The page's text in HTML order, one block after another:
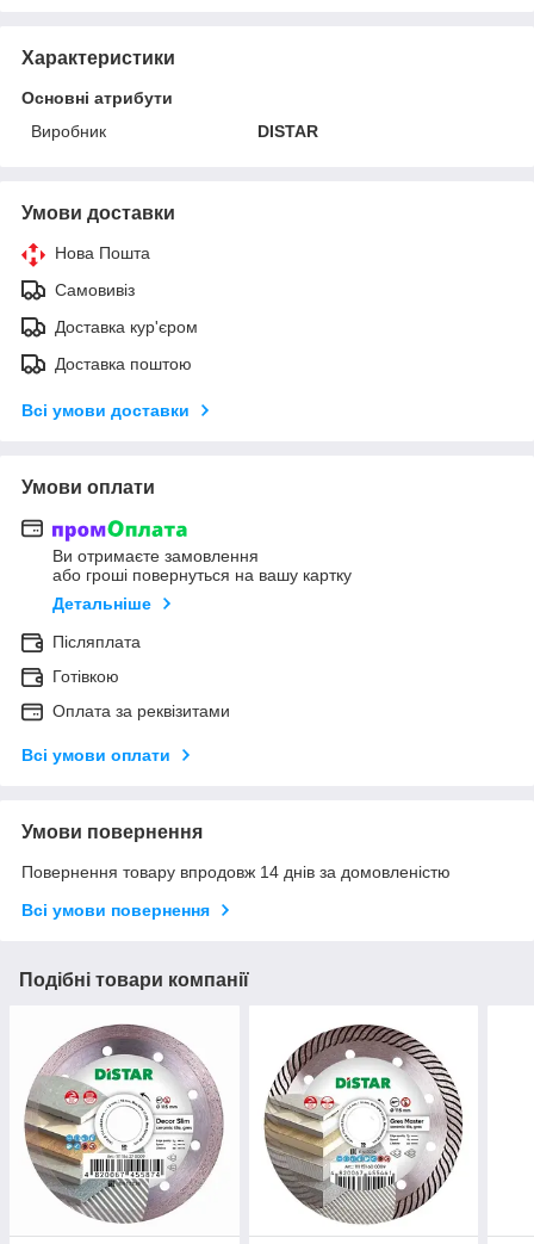
Характеристики
Основні атрибути
Виробник
DISTAR
Умови доставки
Нова Пошта
Самовивіз
Доставка кур'єром
Доставка поштою
Всі умови доставки
Умови оплати
Ви отримаєте замовлення
або гроші повернуться на вашу картку
Детальніше
Післяплата
Готівкою
Оплата за реквізитами
Всі умови оплати
Умови повернення
Повернення товару впродовж 14 днів за домовленістю
Всі умови повернення
Подібні товари компанії